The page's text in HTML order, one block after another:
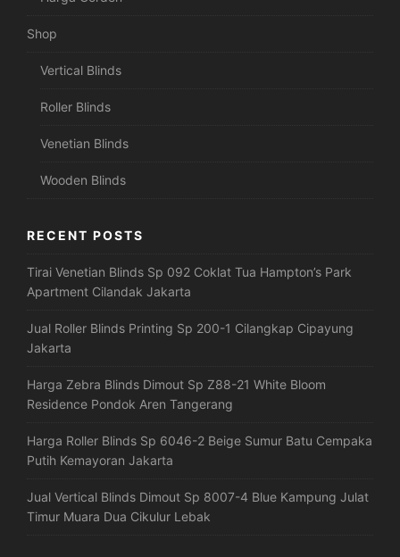
Shop
Vertical Blinds
Roller Blinds
Venetian Blinds
Wooden Blinds
RECENT POSTS
Tirai Venetian Blinds Sp 092 Coklat Tua Hampton’s Park
Apartment Cilandak Jakarta
Jual Roller Blinds Printing Sp 200-1 Cilangkap Cipayung
Jakarta
Harga Zebra Blinds Dimout Sp Z88-21 White Bloom
Residence Pondok Aren Tangerang
Harga Roller Blinds Sp 6046-2 Beige Sumur Batu Cempaka
Putih Kemayoran Jakarta
Jual Vertical Blinds Dimout Sp 8007-4 Blue Kampung Julat
Timur Muara Dua Cikulur Lebak